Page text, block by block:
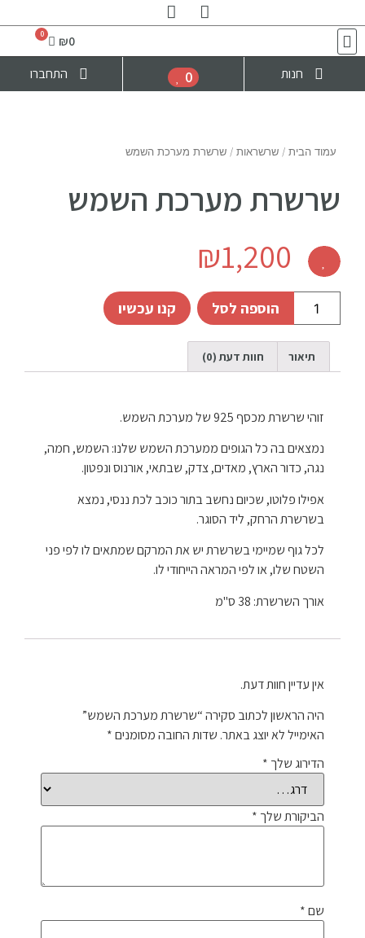
₪0
חנות 0 התחברו
עמוד הבית / שרשראות / שרשרת מערכת השמש
שרשרת מערכת השמש
₪1,200
הוספה לסל קנו עכשיו
תיאור חוות דעת (0)
זוהי שרשרת מכסף 925 של מערכת השמש.
נמצאים בה כל הגופים ממערכת השמש שלנו: השמש, חמה,
נגה, כדור הארץ, מאדים, צדק, שבתאי, אורנוס ונפטון.
אפילו פלוטו, שכיום נחשב בתור כוכב לכת ננסי, נמצא
בשרשרת הרחק, ליד הסוגר.
לכל גוף שמיימי בשרשרת יש את המרקם שמתאים לו לפי פני
השטח שלו, או לפי המראה הייחודי לו.
אורך השרשרת: 38 ס"מ
אין עדיין חוות דעת.
היה הראשון לכתוב סקירה “שרשרת מערכת השמש”
האימייל לא יוצג באתר. שדות החובה מסומנים*
הדירוג שלך *
הביקורת שלך *
שם*